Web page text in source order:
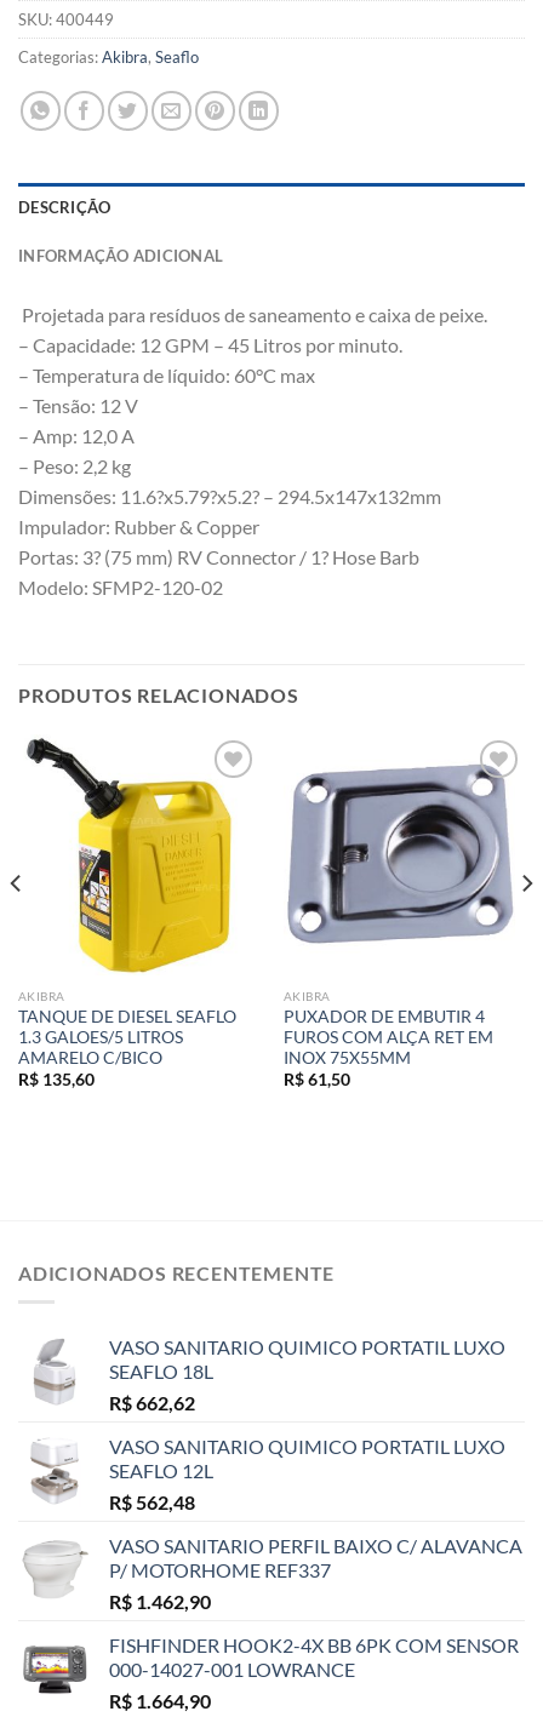
SKU:400449
Categorias:Akibra, Seaflo
DESCRIÇÃO
INFORMAÇÃO ADICIONAL
Projetada para resíduos de saneamento e caixa de peixe.
– Capacidade: 12 GPM – 45 Litros por minuto.
– Temperatura de líquido: 60°C max
– Tensão: 12 V
– Amp: 12,0 A
– Peso: 2,2 kg
Dimensões: 11.6?x5.79?x5.2? – 294.5x147x132mm
Impulador: Rubber & Copper
Portas: 3? (75 mm) RV Connector / 1? Hose Barb
Modelo: SFMP2-120-02
PRODUTOS RELACIONADOS
Add to
wishlist
AKIBRA
TANQUE DE DIESEL SEAFLO
1.3 GALOES/5 LITROS
AMARELO C/BICO
R$135,60
Add to
wishlist
AKIBRA
PUXADOR DE EMBUTIR 4
FUROS COM ALÇA RET EM
INOX 75X55MM
R$61,50
ADICIONADOS RECENTEMENTE
VASO SANITARIO QUIMICO PORTATIL LUXO
SEAFLO 18L
R$662,62
VASO SANITARIO QUIMICO PORTATIL LUXO
SEAFLO 12L
R$562,48
VASO SANITARIO PERFIL BAIXO C/ ALAVANCA
P/ MOTORHOME REF337
R$ 1.462,90
FISHFINDER HOOK2-4X BB 6PK COM SENSOR
000-14027-001 LOWRANCE
R$ 1.664,90